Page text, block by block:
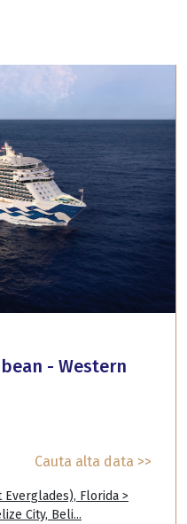
- Western
Cauta alta data >>
Florida >
City, Beli...